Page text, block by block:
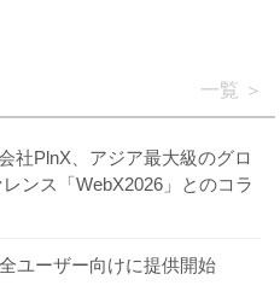
一覧
社PlnX、アジア最大級のグロ
ンス「WebX2026」とのコラ
ユーザー向けに提供開始